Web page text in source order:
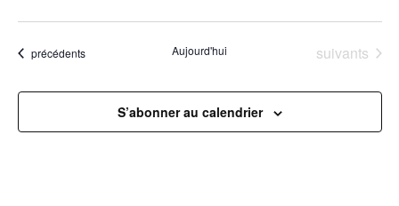
Évènements
précédents Aujourd'hui Évènements
suivants
S’abonner au calendrier